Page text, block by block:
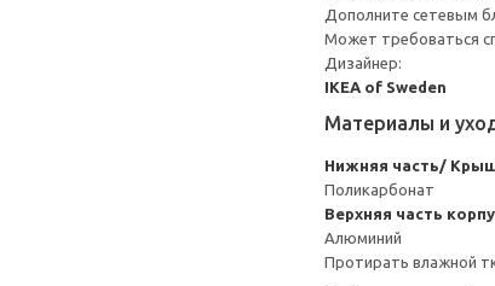
Дополните сетевым
Может требоваться
Дизайнер:
IKEA of Sweden
Материалы и
Нижняя часть/
Поликарбонат
Верхняя часть
Алюминий
Протирать влажной